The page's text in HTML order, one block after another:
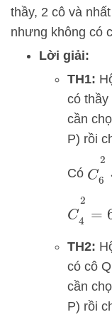
thầy, 2 cô và
nhưng không có
Lời giải:
TH1:
có thầy
cần
P) rồi
Có C6
C4
TH2:
có cô
cần
P) rồi